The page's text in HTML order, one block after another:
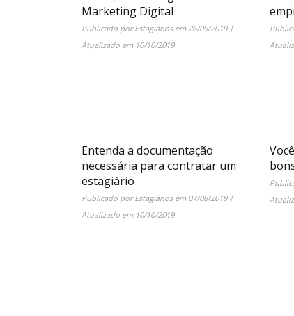
Marketing Digital
Publicado porEstagiáriosem26/09/2019|
Atualizado em 10/10/2019
Entenda a documentação
necessária para contratar um
estagiário
Publicado porEstagiáriosem 07/08/2019|
Atualizado em 10/10/2019